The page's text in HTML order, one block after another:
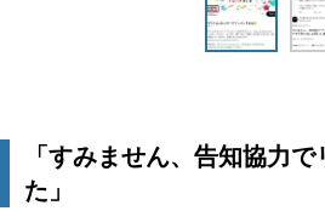
「すみません、告知協力
た」